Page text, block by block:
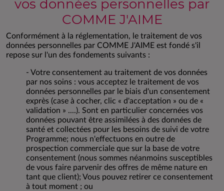
vos données personnelles par
COMME J'AIME
Conformément à la réglementation, le traitement de vos
données personnelles par COMME J'AIME est fondé s'il
repose sur l'un des fondements suivants :
- Votre consentement au traitement de vos données
par nos soins : vous acceptez le traitement de vos
données personnelles par le biais d'un consentement
exprès (case à cocher, clic « d'acceptation » ou de «
validation » ....). Sont en particulier concernées vos
données pouvant être assimilées à des données de
santé et collectées pour les besoins de suivi de votre
Programme; nous n'effectuons en outre de
prospection commerciale que sur la base de votre
consentement (nous sommes néanmoins susceptibles
de vous faire parvenir des offres de même nature en
tant que client); Vous pouvez retirer ce consentement
à tout moment ; ou